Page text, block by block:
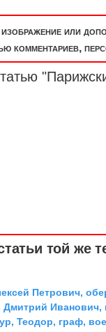
или
комментариев,
той же
Петрович,
Иванович,
Теодор, граф,